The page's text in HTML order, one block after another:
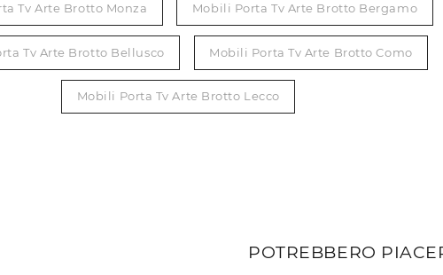
Tv Arte Brotto Monza Mobili Porta Tv Arte Brotto Bergamo
Tv Arte Brotto Bellusco Mobili Porta Tv Arte Brotto Como
Mobili Porta Tv Arte Brotto Lecco
POTREBBERO